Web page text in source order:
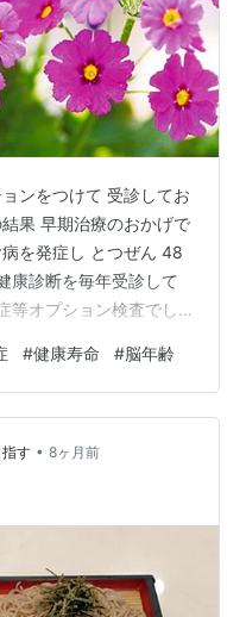
ンをつけて 受診してお
果 早期治療のおかげで
を発症し とつぜん 48
康診断を毎年受診して
等オプション検査でし
器に入れ 測定時の締め
うKNOW」を ご存じで
タブレットで トランプ
すが テレビゲームが得
す nouknow…
#健康寿命 #脳年齢
す • 8ヶ月前